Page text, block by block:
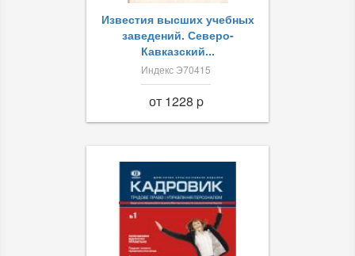
Известия высших учебных
заведений. Северо-
Кавказский...
Индекс Э70415
от 1228 p